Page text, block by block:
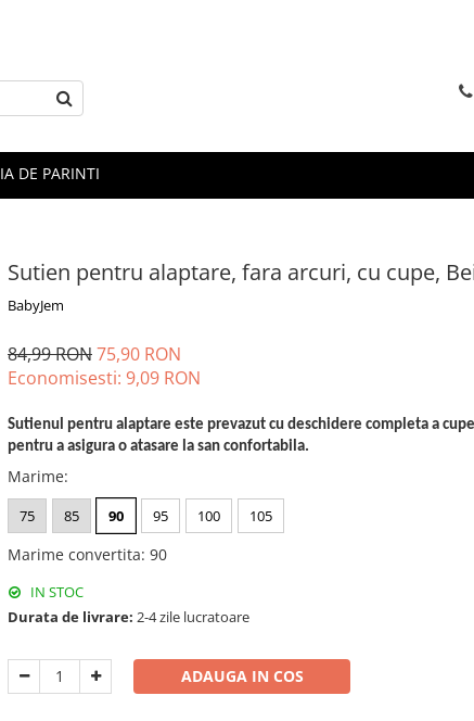
DE PARINTI
Sutien pentru alaptare, fara arcuri, cu cupe,
BabyJem
84,99 RON75,90 RON
Economisesti: 9,09 RON
Sutienul pentru alaptare este prevazut cu deschidere completa a
pentru a asigura o atasare la san confortabila.
Marime:
75 85 90 95 100 105
Marime convertita: 90
IN STOC
Durata de livrare: 2-4 zile lucratoare
ADAUGA IN COS